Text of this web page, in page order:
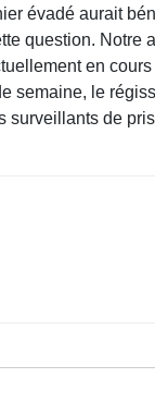
évadé aurait
question. Notre
en cours
semaine, le
surveillants de